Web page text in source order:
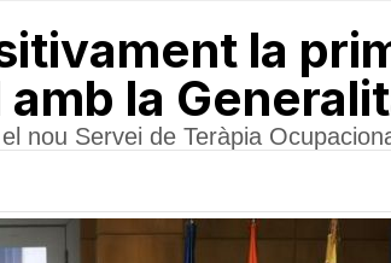
la
la
nou Servei de Teràpia